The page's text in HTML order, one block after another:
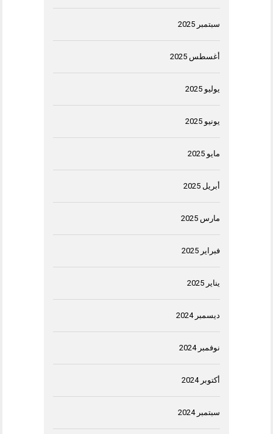
سبتمبر 2025
أغسطس 2025
يوليو 2025
يونيو 2025
مايو 2025
أبريل 2025
مارس 2025
فبراير 2025
يناير 2025
ديسمبر 2024
نوفمبر 2024
أكتوبر 2024
سبتمبر 2024